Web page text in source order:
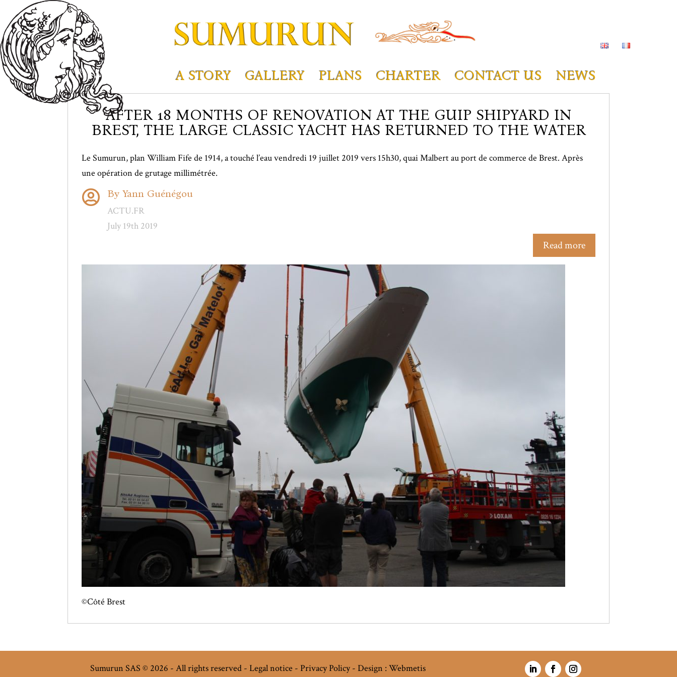
A STORY GALLERY PLANS CHARTER CONTACT US NEWS
AFTER 18 MONTHS OF RENOVATION AT THE GUIP SHIPYARD IN
BREST, THE LARGE CLASSIC YACHT HAS RETURNED TO THE WATER
Le Sumurun, plan William Fife de 1914, a touché l’eau vendredi 19 juillet 2019 vers 15h30, quai Malbert au port de commerce de Brest. Après
une opération de grutage millimétrée.
 By Yann Guénégou
ACTU.FR
July 19th 2019
Read more
©Côté Brest
Sumurun SAS © 2026 - All rights reserved -Legal notice -Privacy Policy-Design : Webmetis